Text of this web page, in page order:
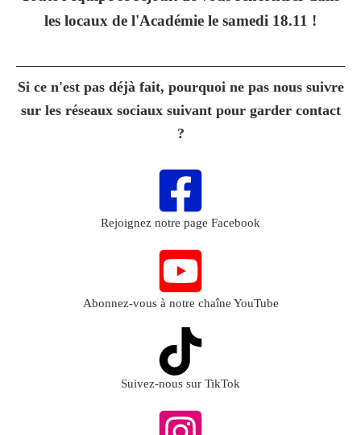
les locaux de l'Académie le samedi 18.11 !
Si ce n'est pas déjà fait, pourquoi ne pas nous suivre
sur les réseaux sociaux suivant pour garder contact
?
Rejoignez notre page Facebook
Abonnez-vous à notre chaîne YouTube
Suivez-nous sur TikTok